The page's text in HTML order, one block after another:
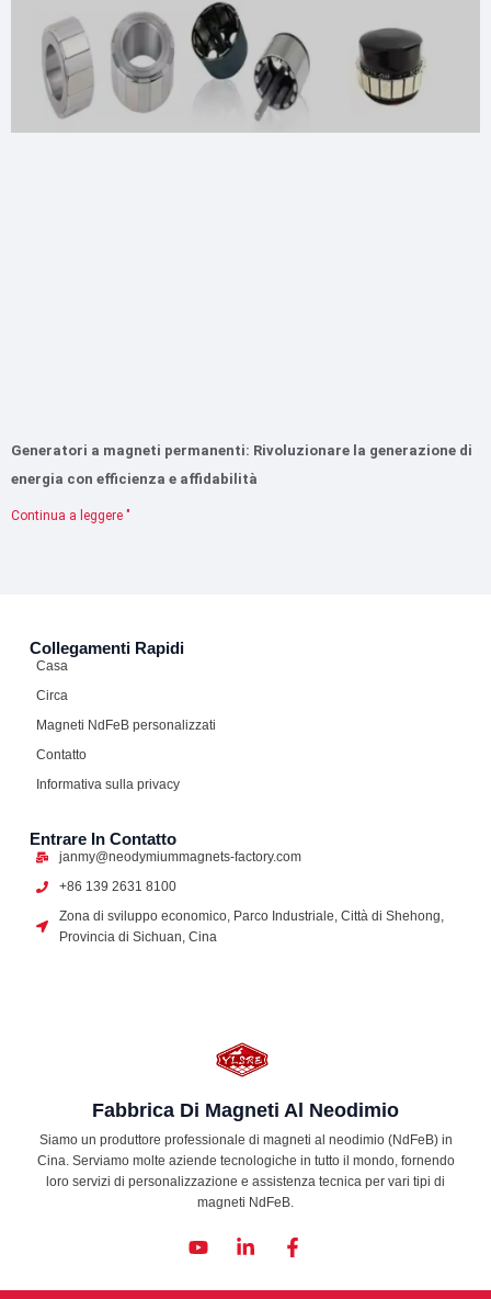
Generatori a magneti permanenti: Rivoluzionare la generazione di
energia con efficienza e affidabilità
Continua a leggere "
Fabbrica Di Magneti Al Neodimio
Siamo un produttore professionale di magneti al neodimio (NdFeB) in
Cina. Serviamo molte aziende tecnologiche in tutto il mondo, fornendo
loro servizi di personalizzazione e assistenza tecnica per vari tipi di
magneti NdFeB.
o
u
i
n
a
c
Collegamenti Rapidi
Casa
Circa
Magneti NdFeB personalizzati
Contatto
Informativa sulla privacy
Entrare In Contatto
janmy@neodymiummagnets-factory.com
+86 139 2631 8100
Zona di sviluppo economico, Parco Industriale, Città di Shehong,
Provincia di Sichuan, Cina